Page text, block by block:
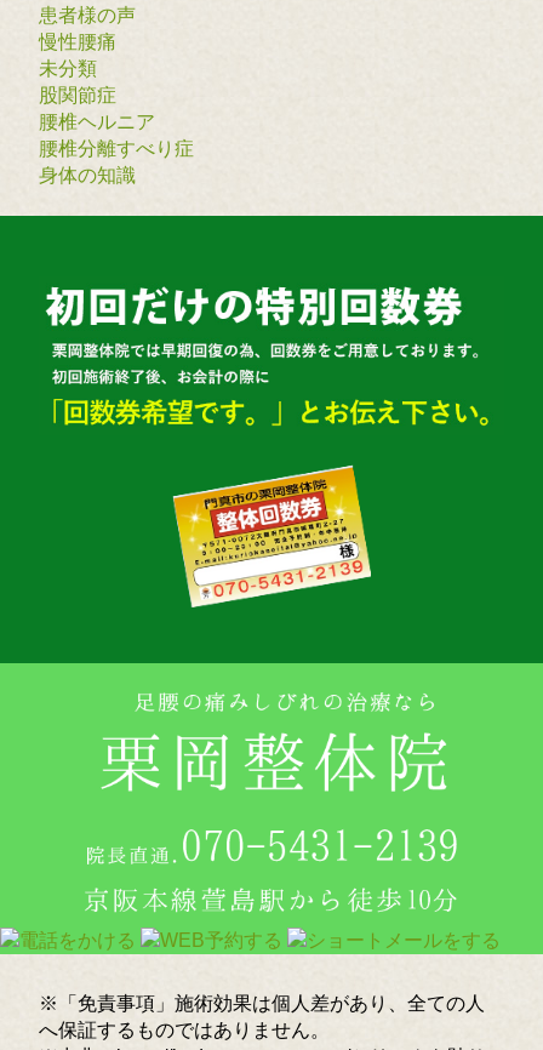
患者様の声
慢性腰痛
未分類
股関節症
腰椎ヘルニア
腰椎分離すべり症
身体の知識
※「免責事項」施術効果は個人差があり、全ての人
へ保証するものではありません。